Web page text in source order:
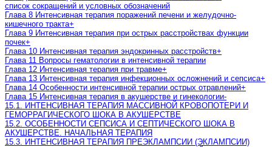
список сокращений и условных обозначений
Глава 8 Интенсивная терапия поражений печени и желудочно-
кишечного тракта+
Глава 9 Интенсивная терапия при острых расстройствах функции
почек+
Глава 10 Интенсивная терапия эндокринных расстройств+
Глава 11 Вопросы гематологии в интенсивной терапии
Глава 12 Интенсивная терапия при травме+
Глава 13 Интенсивная терапия инфекционных осложнений и сепсиса+
Глава 14 Особенности интенсивной терапии острых отравлений+
Глава 15 Интенсивная терапия в акушерстве и гинекологии-
15.1. ИНТЕНСИВНАЯ ТЕРАПИЯ МАССИВНОЙ КРОВОПОТЕРИ И
ГЕМОРРАГИЧЕСКОГО ШОКА В АКУШЕРСТВЕ
15.2. ОСОБЕННОСТИ СЕПСИСА И СЕПТИЧЕСКОГО ШОКА В
АКУШЕРСТВЕ. НАЧАЛЬНАЯ ТЕРАПИЯ
15.3. ИНТЕНСИВНАЯ ТЕРАПИЯ ПРЕЭКЛАМПСИИ (ЭКЛАМПСИИ)